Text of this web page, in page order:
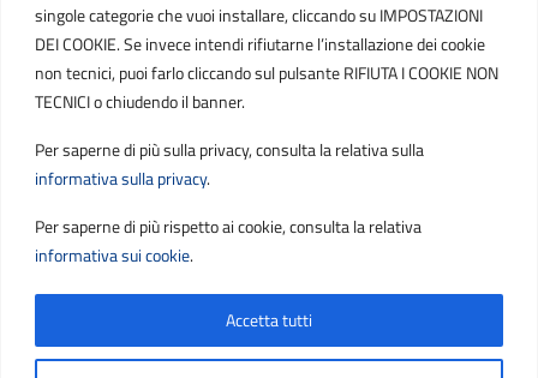
singole categorie che vuoi installare, cliccando su IMPOSTAZIONI
DEI COOKIE. Se invece intendi rifiutarne l’installazione dei cookie
non tecnici, puoi farlo cliccando sul pulsante RIFIUTA I COOKIE NON
TECNICI o chiudendo il banner.
Per saperne di più sulla privacy, consulta la relativa sulla
informativa sulla privacy.
Per saperne di più rispetto ai cookie, consulta la relativa
informativa sui cookie.
Accetta tutti
PEC
protocollo.sogetspa@pec.it
contribuenti@sogetspa.it
SEGUICI SU
Sezione Link Utili
Privacy | Cookie policy | Note legali | Contatti |